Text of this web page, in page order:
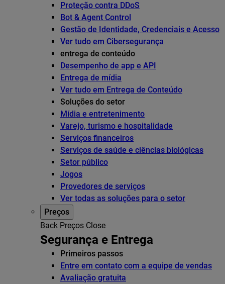
Proteção contra DDoS
Bot & Agent Control
Gestão de Identidade, Credenciais e Acesso
Ver tudo em Cibersegurança
entrega de conteúdo
Desempenho de app e API
Entrega de mídia
Ver tudo em Entrega de Conteúdo
Soluções do setor
Mídia e entretenimento
Varejo, turismo e hospitalidade
Serviços financeiros
Serviços de saúde e ciências biológicas
Setor público
Jogos
Provedores de serviços
Ver todas as soluções para o setor
Preços
Back Preços Close
Segurança e Entrega
Primeiros passos
Entre em contato com a equipe de vendas
Avaliação gratuita